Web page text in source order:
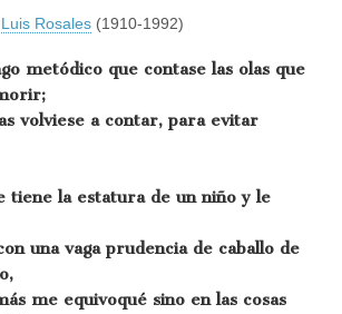
Luis Rosales (1910-1992)
metódico que contase las olas que
volviese a contar, para evitar
tiene la estatura de un niño y le
una vaga prudencia de caballo de
me equivoqué sino en las cosas